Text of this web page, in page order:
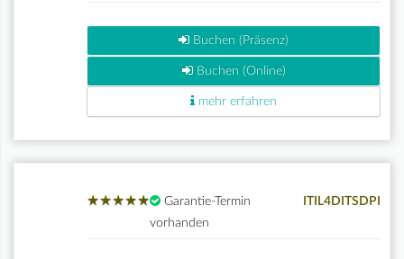
Buchen (Präsenz)
Buchen (Online)
mehr erfahren
★★★★★
★★★★★
Garantie-Termin
vorhanden
ITIL4DITSDPI